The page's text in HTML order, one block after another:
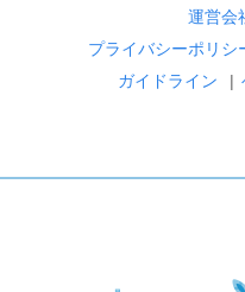
運営会
プライバシーポリシ
ガイドライン
|